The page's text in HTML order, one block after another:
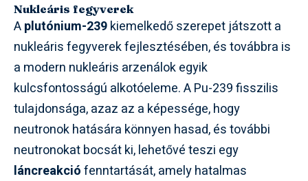
Nukleáris fegyverek
Aplutónium-239kiemelkedő szerepet játszott a
nukleáris fegyverek fejlesztésében, és továbbra is
a modern nukleáris arzenálok egyik
kulcsfontosságú alkotóeleme. A Pu-239 fisszilis
tulajdonsága, azaz az a képessége, hogy
neutronok hatására könnyen hasad, és további
neutronokat bocsát ki, lehetővé teszi egy
láncreakciófenntartását, amely hatalmas